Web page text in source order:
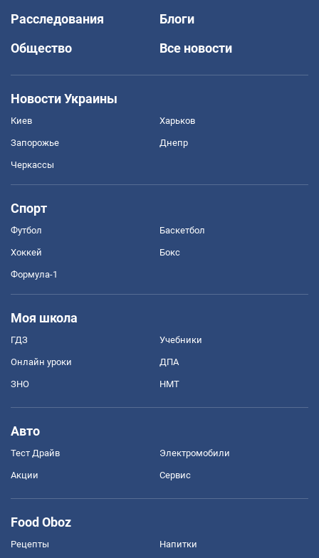
Расследования
Блоги
Общество
Все новости
Новости Украины
Киев Харьков
Запорожье Днепр
Черкассы
Спорт
Футбол Баскетбол
Хоккей Бокс
Формула-1
Моя школа
ГДЗ Учебники
Онлайн уроки ДПА
ЗНО НМТ
Авто
Тест Драйв Электромобили
Акции Сервис
Food Oboz
Рецепты Напитки